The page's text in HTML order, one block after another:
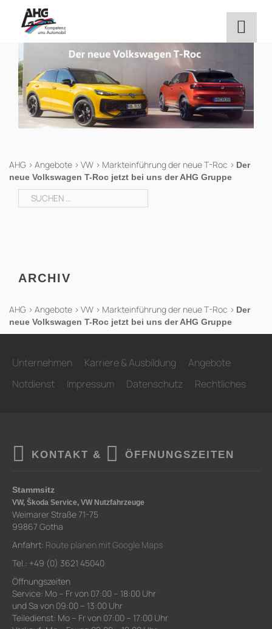
springen
AHG > Angebote > VW > Markteinführung der neue T-Roc > Der
neue Volkswagen T-Roc jetzt bei uns der AHG Gruppe
Suchen
nach:
ARCHIV
AHG > Angebote > VW > Markteinführung der neue T-Roc > Der
neue Volkswagen T-Roc jetzt bei uns der AHG Gruppe
Unternehmen Karriere & Ausbildung
Angebote
Notdienst
Impressum Datenschutz Rechtliches
KONTAKT & ÖFFNUNGSZEITEN
Stammsitz
VW, Škoda Service, VW Nutzfahrzeuge
Weimarer Straße 71-75
99867 Gotha
Anfahrt: Route planen mit Google Maps
Tel.: +49 (0) 3621 45040
Öffnungszeiten
Service: Mo – Fr von 07:00 – 18:00 Uhr
und Sa von 09:00 – 13:00 Uhr
Teiledienst: Mo – Fr von 07:00 – 17:00 Uhr